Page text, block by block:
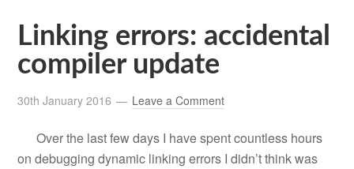
Linking errors: accidental
compiler update
30th January 2016 Leave a Comment
Over the last few days I have spent countless hours
on debugging dynamic linking errors I didn’t think was